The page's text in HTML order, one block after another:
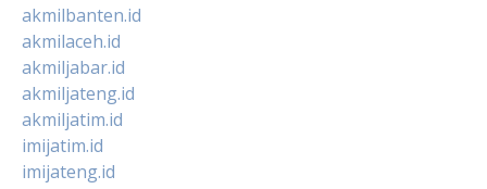
akmilbanten.id
akmilaceh.id
akmiljabar.id
akmiljateng.id
akmiljatim.id
imijatim.id
imijateng.id